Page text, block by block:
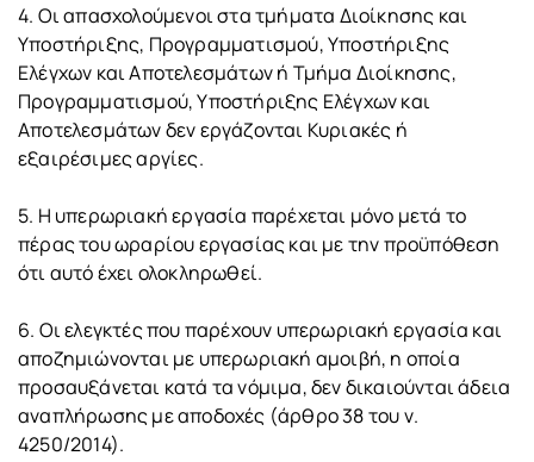
4. Οι απασχολούμενοι στα τμήματα Διοίκησης και
Υποστήριξης, Προγραμματισμού, Υποστήριξης
Ελέγχων και Αποτελεσμάτων ή Τμήμα Διοίκησης,
Προγραμματισμού, Υποστήριξης Ελέγχων και
Αποτελεσμάτων δεν εργάζονται Κυριακές ή
εξαιρέσιμες αργίες.
5. Η υπερωριακή εργασία παρέχεται μόνο μετά το
πέρας του ωραρίου εργασίας και με την προϋπόθεση
ότι αυτό έχει ολοκληρωθεί.
6. Οι ελεγκτές που παρέχουν υπερωριακή εργασία και
αποζημιώνονται με υπερωριακή αμοιβή, η οποία
προσαυξάνεται κατά τα νόμιμα, δεν δικαιούνται άδεια
αναπλήρωσης με αποδοχές (άρθρο 38 του ν.
4250/2014).